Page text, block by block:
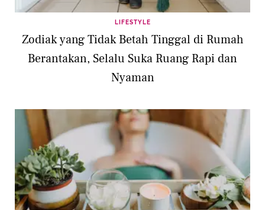
LIFESTYLE
Zodiak yang Tidak Betah Tinggal di Rumah
Berantakan, Selalu Suka Ruang Rapi dan
Nyaman